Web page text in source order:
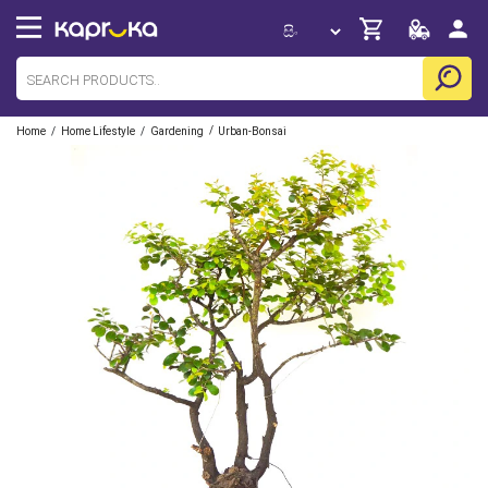
Home / Home Lifestyle / Gardening / Urban-Bonsai